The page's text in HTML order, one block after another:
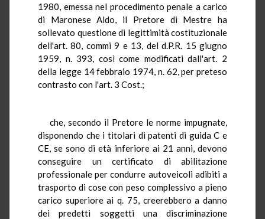
1980, emessa nel procedimento penale a carico
di Maronese Aldo, il Pretore di Mestre ha
sollevato questione di legittimità costituzionale
dell'art. 80, commi 9 e 13, del d.P.R. 15 giugno
1959, n. 393, così come modificati dall'art. 2
della legge 14 febbraio 1974, n. 62, per preteso
contrasto con l'art. 3 Cost.;
che, secondo il Pretore le norme impugnate,
disponendo che i titolari di patenti di guida C e
CE, se sono di età inferiore ai 21 anni, devono
conseguire un certificato di abilitazione
professionale per condurre autoveicoli adibiti a
trasporto di cose con peso complessivo a pieno
carico superiore ai q. 75, creerebbero a danno
dei predetti soggetti una discriminazione